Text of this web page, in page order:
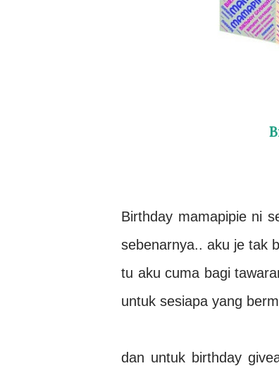
Birthday mamapipie ni
sebenarnya.. aku je tak
tu aku cuma bagi
untuk sesiapa yang
dan untuk birthday